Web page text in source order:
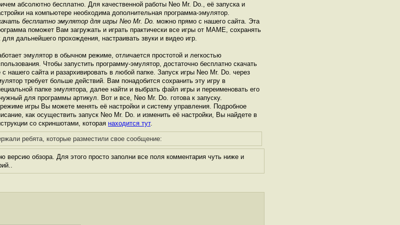
абсолютно бесплатно. Для качественной работы Neo Mr. Do., её запуска и
на компьютере необходима дополнительная программа-эмулятор.
бесплатно эмулятор для игры Neo Mr. Do. можно прямо с нашего сайта. Эта
поможет Вам загружать и играть практически все игры от МАМЕ, сохранять
для дальнейшего прохождения, настраивать звуки и видео игр.
эмулятор в обычном режиме, отличается простотой и легкостью
Чтобы запустить программу-эмулятор, достаточно бесплатно скачать
с нашего сайта и разархивировать в любой папке. Запуск игры Neo Mr. Do. через
требует больше действий. Вам понадобится сохранить эту игру в
папке эмулятора, далее найти и выбрать файл игры и переименовать его
для программы артикул. Вот и все, Neo Mr. Do. готова к запуску.
игры Вы можете менять её настройки и систему управления. Подробное
как осуществить запуск Neo Mr. Do. и изменить её настройки, Вы найдете в
со скриншотами, которая находится тут.
ребята, которые разместили свое сообщение:
версию обзора. Для этого просто заполни все поля комментария чуть ниже и